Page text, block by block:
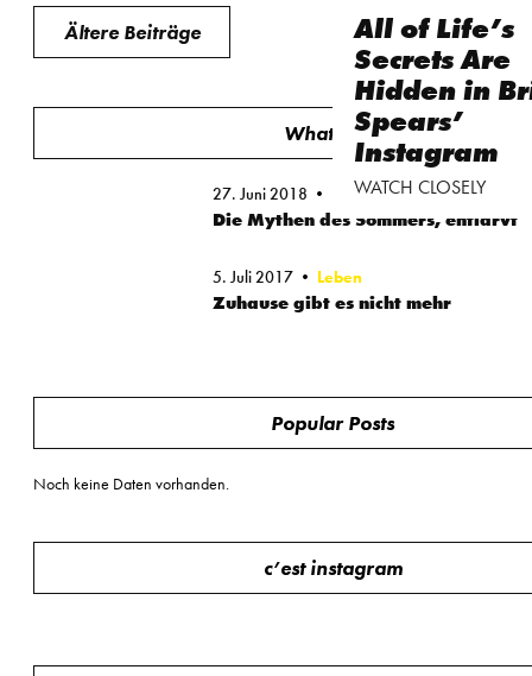
All of Life’s
Secrets Are
Hidden in
Spears’
Instagram
WATCH CLOSELY
Beitragsnavigation
Ältere Beiträge
What's hot
27. Juni 2018 Leben
Die Mythen des Sommers, entlarvt
5. Juli 2017 Leben
Zuhause gibt es nicht mehr
Popular Posts
Noch keine Daten vorhanden.
c’est instagram